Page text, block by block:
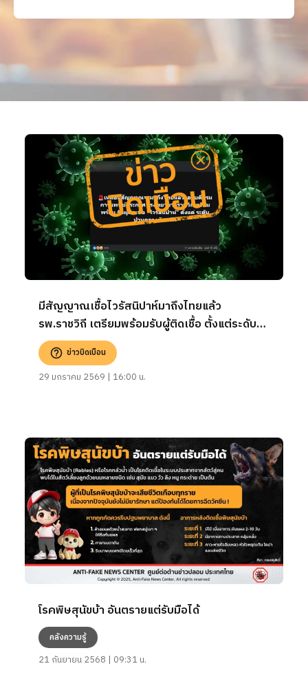
มีสัญญาณเชื้อไวรัสนิปาห์มาถึงไทยแล้ว
รพ.ราชวิถี เตรียมพร้อมรับผู้ติดเชื้อ ตั้งแต่ระดับ
ปานกลาง-หนัก
ข่าวบิดเบือน
29 มกราคม 2569 | 16:00 น.
โรคพิษสุนัขบ้า อันตรายแต่รับมือได้
คลังความรู้
21 กันยายน 2568 | 09:31 น.